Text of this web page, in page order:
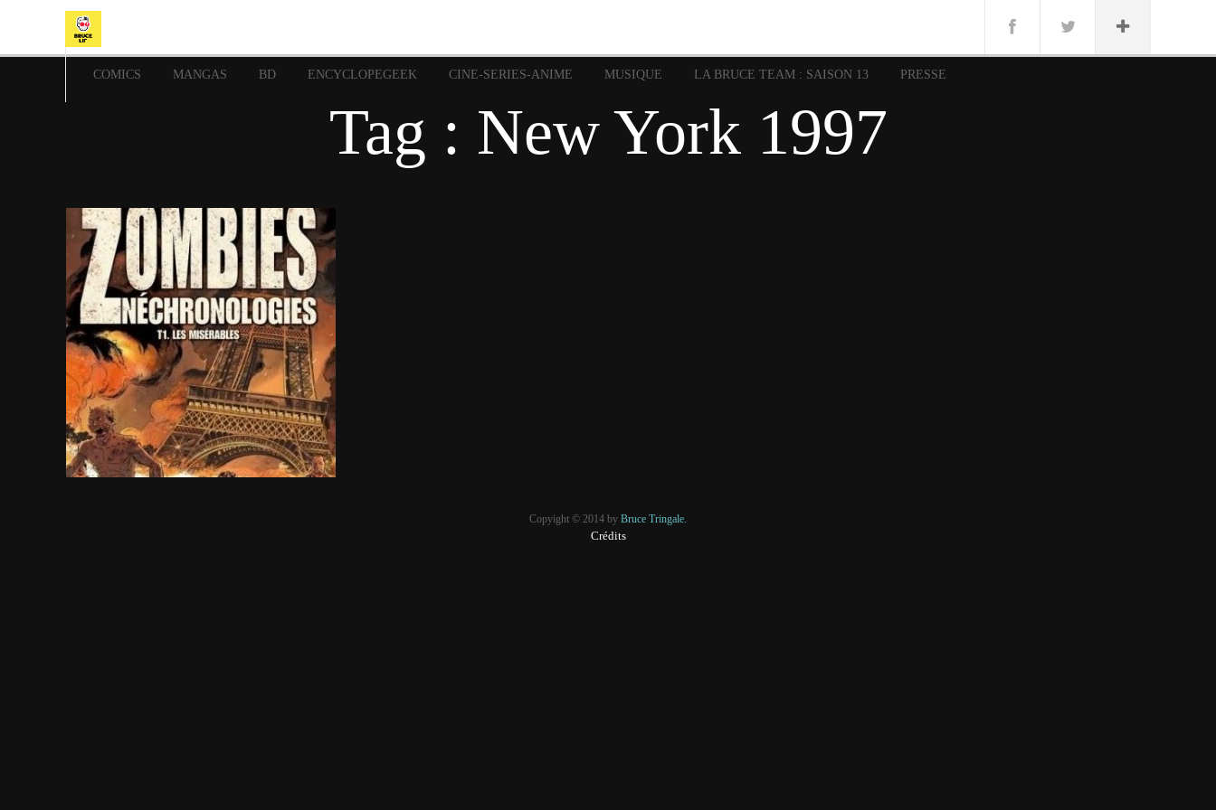
COMICS MANGAS BD ENCYCLOPEGEEK CINE-SERIES-ANIME MUSIQUE LA BRUCE TEAM : SAISON 13 PRESSE
Tag : New York 1997
14 avril 2016
Copyight © 2014 by Bruce Tringale.
Mangas Marvel Mattie boy Musique
Panini Présence
Punisher Rock Special Guest Spidey Superman
Teamup Tornado Urban xmen
Crédits